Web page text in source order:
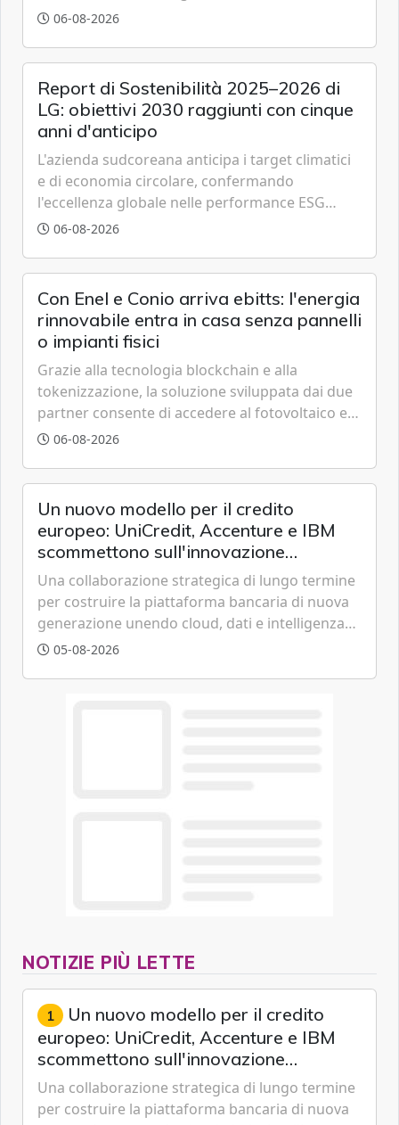
partenariato pubblico-privato e a una rete di
06-08-2026
Report di Sostenibilità 2025–2026 di
LG: obiettivi 2030 raggiunti con cinque
anni d'anticipo
L'azienda sudcoreana anticipa i target climatici
e di economia circolare, confermando
l'eccellenza globale nelle performance ESG
grazie a innovazione, accessibilità e governance
06-08-2026
Con Enel e Conio arriva ebitts: l'energia
rinnovabile entra in casa senza pannelli
o impianti fisici
Grazie alla tecnologia blockchain e alla
tokenizzazione, la soluzione sviluppata dai due
partner consente di accedere al fotovoltaico e
all'eolico ottenendo risparmi diretti in bolletta,
06-08-2026
Un nuovo modello per il credito
europeo: UniCredit, Accenture e IBM
scommettono sull'innovazione
tecnologica
Una collaborazione strategica di lungo termine
per costruire la piattaforma bancaria di nuova
generazione unendo cloud, dati e intelligenza
artificiale.
05-08-2026
NOTIZIE PIÙ LETTE
1 Un nuovo modello per il credito
europeo: UniCredit, Accenture e IBM
scommettono sull'innovazione
tecnologica
Una collaborazione strategica di lungo termine
per costruire la piattaforma bancaria di nuova